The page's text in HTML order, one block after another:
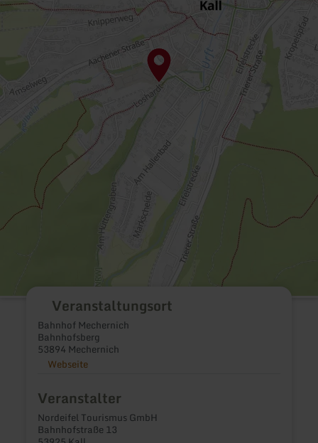
Veranstaltungsort
Bahnhof Mechernich
Bahnhofsberg
53894 Mechernich
Webseite
Veranstalter
Nordeifel Tourismus GmbH
Bahnhofstraße 13